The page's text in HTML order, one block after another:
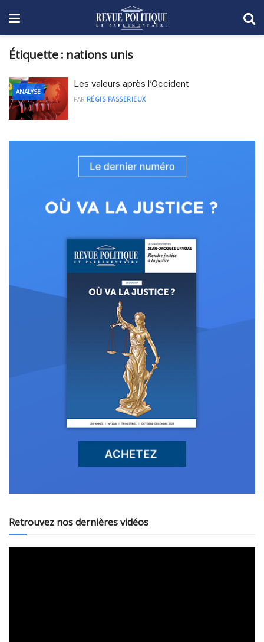
Étiquette : nations unis
ANALYSE
Les valeurs après l’Occident
PAR RÉGIS PASSERIEUX
Retrouvez nos dernières vidéos